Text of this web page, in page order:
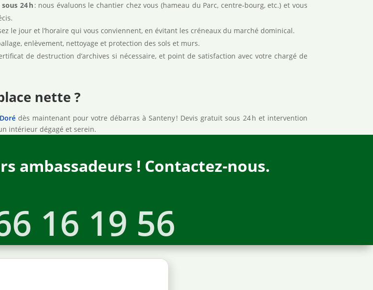
24 h : nous évaluons le chantier chez vous (hameau du Parc, centre‑bourg, etc.) et vous
le jour et l’horaire qui vous conviennent, en évitant les créneaux du marché dominical.
enlèvement, nettoyage et protection des sols et murs.
de destruction d’archives si nécessaire, et point de satisfaction avec votre chargé de
nette ?
dès maintenant pour votre débarras à Santeny ! Devis gratuit sous 24 h et intervention
intérieur dégagé et serein.
ambassadeurs ! Contactez-nous.
16 19 56